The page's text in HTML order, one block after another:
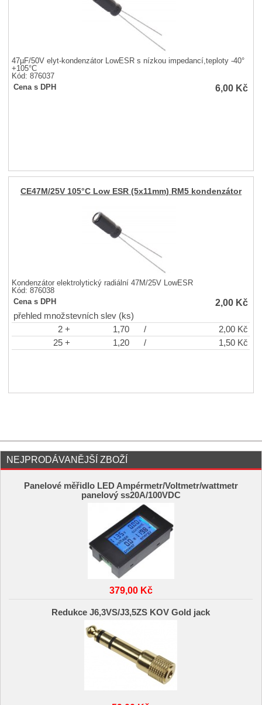
47µF/50V elyt-kondenzátor LowESR s nízkou impedancí,teploty -40°
+105°C
Kód: 876037
Cena s DPH
6,00 Kč
CE47M/25V 105°C Low ESR (5x11mm) RM5 kondenzátor
Kondenzátor elektrolytický radiální 47M/25V LowESR
Kód: 876038
Cena s DPH
2,00 Kč
přehled množstevních slev (ks)
2 +
1,70 / 2,00 Kč
25 +
1,20 / 1,50 Kč
NEJPRODÁVANĚJŠÍ ZBOŽÍ
Panelové měřidlo LED Ampérmetr/Voltmetr/wattmetr
panelový ss20A/100VDC
379,00 Kč
Redukce J6,3VS/J3,5ZS KOV Gold jack